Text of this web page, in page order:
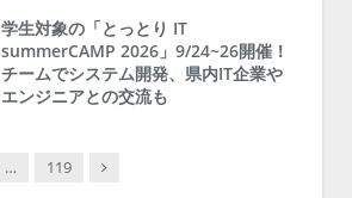
学生対象の「とっとり IT
summerCAMP 2026」9/24~26開催！
チームでシステム開発、県内IT企業や
エンジニアとの交流も
… 119 Next